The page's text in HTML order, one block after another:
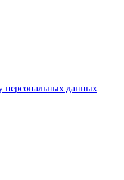
персональных данных